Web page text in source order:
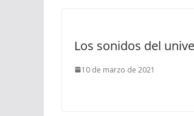
Los sonidos del
10 de marzo de 2021